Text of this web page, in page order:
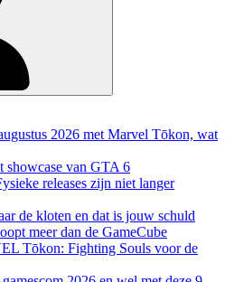
2026 met Marvel Tōkon, wat
showcase van GTA 6
releases zijn niet langer
de kloten en dat is jouw schuld
meer dan de GameCube
Tōkon: Fighting Souls voor de